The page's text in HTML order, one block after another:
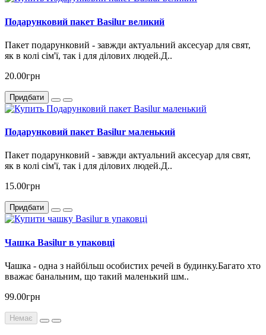
Подарунковий пакет Basilur великий
Пакет подарунковий - завжди актуальний аксесуар для свят,
як в колі сім'ї, так і для ділових людей.Д..
20.00грн
Придбати
Подарунковий пакет Basilur маленький
Пакет подарунковий - завжди актуальний аксесуар для свят,
як в колі сім'ї, так і для ділових людей.Д..
15.00грн
Придбати
Чашка Basilur в упаковці
Чашка - одна з найбільш особистих речей в будинку.Багато хто
вважає банальним, що такий маленький шм..
99.00грн
Немає